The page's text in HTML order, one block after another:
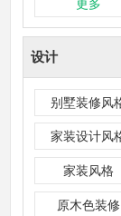
更多
设计
别墅装修风
家装设计风
家装风格
原木色装修